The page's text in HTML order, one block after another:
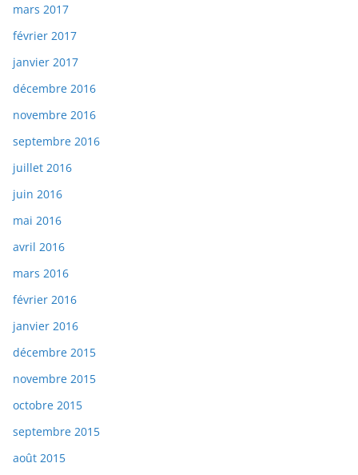
mars 2017
février 2017
janvier 2017
décembre 2016
novembre 2016
septembre 2016
juillet 2016
juin 2016
mai 2016
avril 2016
mars 2016
février 2016
janvier 2016
décembre 2015
novembre 2015
octobre 2015
septembre 2015
août 2015